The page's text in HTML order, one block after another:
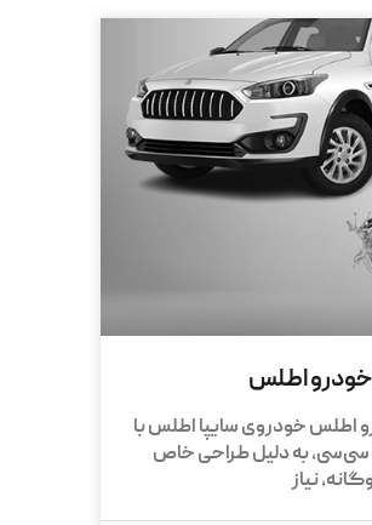
اطلس
اطلس خودروی سایپا اطلس با
موتور M15 و حجم ۳۴۰۰ سی‌سی، به دلیل طراحی خاص
نیاز